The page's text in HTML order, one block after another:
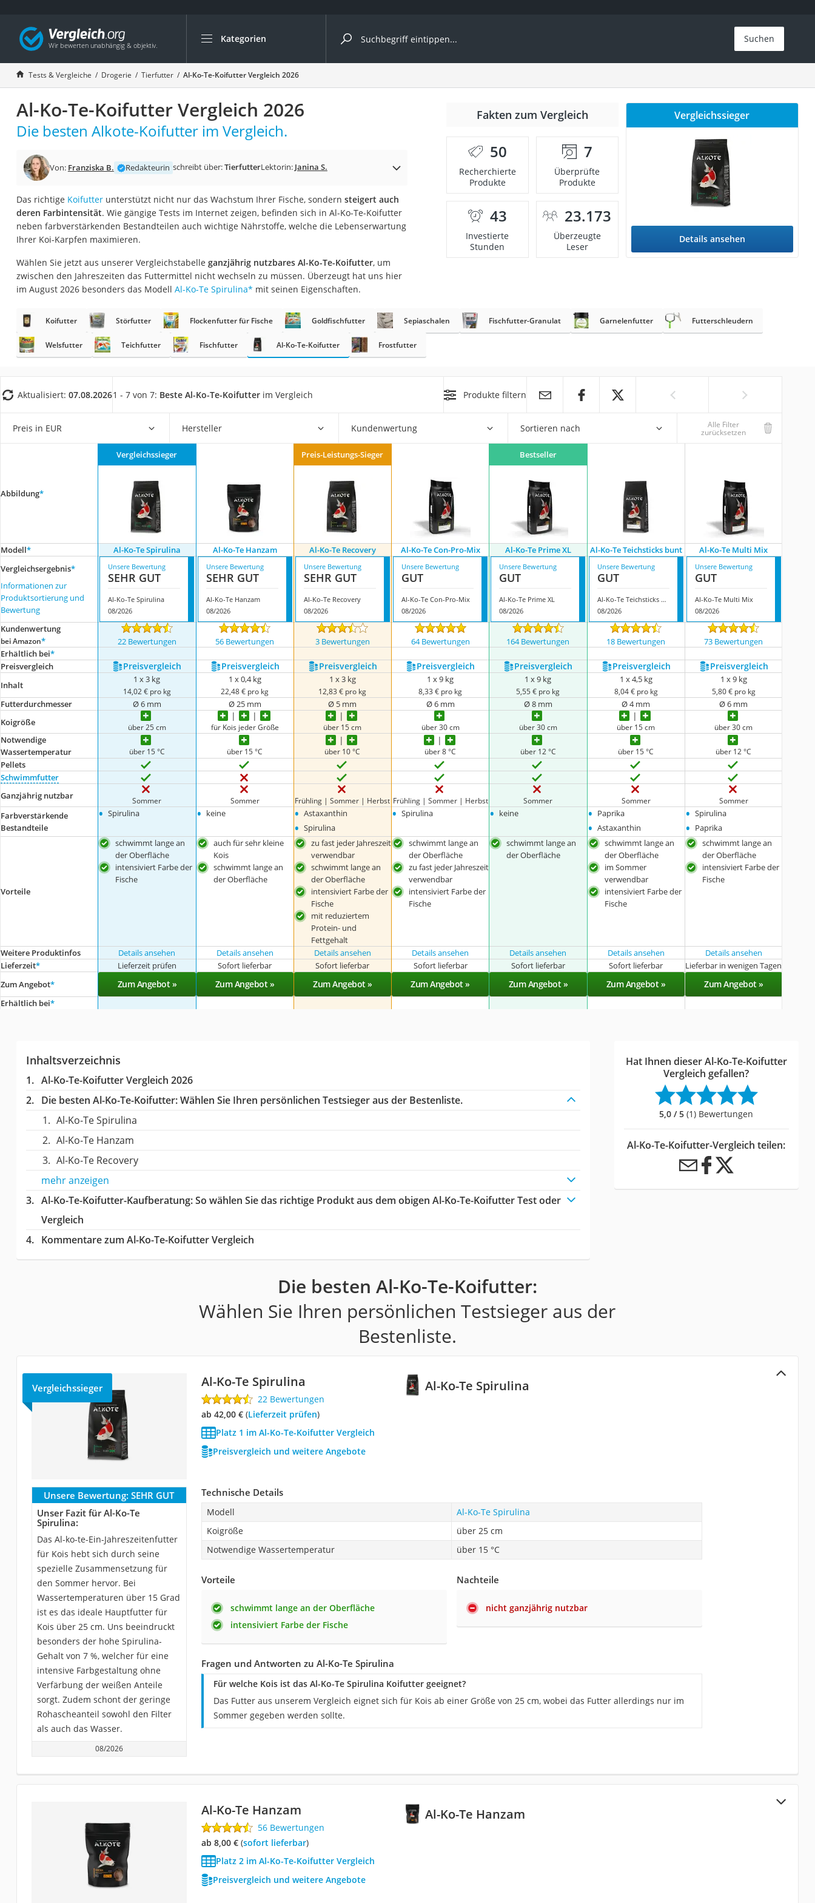
Kategorien
Die beliebtesten Vergleiche nach Kategorie
Drogerie
Inhalator
Haarschneider
Rollator
Braun Rasierer
Katzenklappe (Chip)
Masturbator
Massagepistole
Reisehaartrockner
Eiweißpulver
Katzenklappe
Nackenmassagegerät
Zeckenschutz Katze
Philips-Sonicare-Zahnbürste
Mineralfutter Pferd
Suchen
Tests & Vergleiche Drogerie Tierfutter Al-Ko-Te-Koifutter Vergleich 2026
Al-Ko-Te-Koifutter Vergleich 2026
Die besten Alkote-Koifutter im Vergleich.
Von: Franziska B. Redakteurin schreibt über:TierfutterLektorin: Janina S.
Das richtige Koifutterunterstützt nicht nur das Wachstum Ihrer Fische, sondern steigert auch
deren Farbintensität. Wie gängige Tests im Internet zeigen, befinden sich in Al-Ko-Te-Koifutter
neben farbverstärkenden Bestandteilen auch wichtige Nährstoffe, welche die Lebenserwartung
Ihrer Koi-Karpfen maximieren.
Wählen Sie jetzt aus unserer Vergleichstabelle ganzjährig nutzbares Al-Ko-Te-Koifutter, um
zwischen den Jahreszeiten das Futtermittel nicht wechseln zu müssen. Überzeugt hat uns hier
im August 2026 besonders das Modell Al-Ko-Te Spirulina* mit seinen Eigenschaften.
Fakten zum Vergleich
50
Recherchierte
Produkte
7
Überprüfte
Produkte
43
Investierte
Stunden
23.173
Überzeugte
Leser
Vergleichssieger
Details ansehen
Koifutter Störfutter Flockenfutter für Fische Goldfischfutter Sepiaschalen Fischfutter-Granulat Garnelenfutter Futterschleudern
Welsfutter Teichfutter Fischfutter Al-Ko-Te-Koifutter Frostfutter
Aktualisiert: 07.08.20261 - 7 von 7: Beste Al-Ko-Te-Koifutter im Vergleich Produkte filtern
Preis in EUR Hersteller Kundenwertung Sortieren nach Alle Filter
zurücksetzen
Abbildung*
Vergleichssieger Preis-Leistungs-Sieger Bestseller
Modell* Al-Ko-Te Spirulina Al-Ko-Te Hanzam Al-Ko-Te Recovery Al-Ko-Te Con-Pro-Mix Al-Ko-Te Prime XL Al-Ko-Te Teichsticks bunt
Al-Ko-Te Multi Mix
Vergleichsergebnis*
Informationen zur
Produktsortierung und
Bewertung
Unsere Bewertung
SEHR GUT
Al-Ko-Te Spirulina
08/2026
Unsere Bewertung
SEHR GUT
Al-Ko-Te Hanzam
08/2026
Unsere Bewertung
SEHR GUT
Al-Ko-Te Recovery
08/2026
Unsere Bewertung
GUT
Al-Ko-Te Con-Pro-Mix
08/2026
Unsere Bewertung
GUT
Al-Ko-Te Prime XL
08/2026
Unsere Bewertung
GUT
Al-Ko-Te Teichsticks bunt
08/2026
Unsere Bewertung
GUT
Al-Ko-Te Multi Mix
08/2026
Kundenwertung
bei Amazon* 22 Bewertungen 56 Bewertungen 3 Bewertungen 64 Bewertungen 164 Bewertungen 18 Bewertungen
73 Bewertungen
Erhältlich bei*
Preis­vergleich
Preis­vergleich Preis­vergleich Preis­vergleich Preis­vergleich Preis­vergleich Preis­vergleich Preis­vergleich
Inhalt
1 x 3 kg
14,02 € pro kg
1 x 0,4 kg
22,48 € pro kg
1 x 3 kg
12,83 € pro kg
1 x 9 kg
8,33 € pro kg
1 x 9 kg
5,55 € pro kg
1 x 4,5 kg
8,04 € pro kg
1 x 9 kg
5,80 € pro kg
Futterdurchmesser Ø 6 mm Ø 25 mm Ø 5 mm Ø 6 mm Ø 8 mm Ø 4 mm
Ø 6 mm
Koigröße
über 25 cm für Kois jeder Größe über 15 cm über 30 cm über 30 cm über 15 cm über 30 cm
Notwendige
Wassertemperatur
über 15 °C über 15 °C über 10 °C über 8 °C über 12 °C über 15 °C über 12 °C
Pellets
Schwimmfutter
Ganzjährig nutzbar
Sommer Sommer Frühling | Sommer | Herbst Frühling | Sommer | Herbst Sommer Sommer Sommer
Farbverstärkende
Bestandteile
• Spirulina • keine • Astaxanthin
• Spirulina
• Spirulina • keine • Paprika
• Astaxanthin
• Spirulina
• Paprika
Vorteile
schwimmt lange an
der Oberfläche
intensiviert Farbe der
Fische
auch für sehr kleine
Kois
schwimmt lange an
der Oberfläche
zu fast jeder Jahreszeit
verwendbar
schwimmt lange an
der Oberfläche
intensiviert Farbe der
Fische
mit reduziertem
Protein- und
Fettgehalt
schwimmt lange an
der Oberfläche
zu fast jeder Jahreszeit
verwendbar
intensiviert Farbe der
Fische
schwimmt lange an
der Oberfläche
schwimmt lange an
der Oberfläche
im Sommer
verwendbar
intensiviert Farbe der
Fische
schwimmt lange an
der Oberfläche
intensiviert Farbe der
Fische
Weitere Produktinfos Details ansehen Details ansehen Details ansehen Details ansehen Details ansehen Details ansehen
Details ansehen
Lieferzeit* Lieferzeit prüfen Sofort lieferbar Sofort lieferbar Sofort lieferbar Sofort lieferbar Sofort lieferbar
Lieferbar in wenigen Tagen
Zum Angebot* Zum Angebot » Zum Angebot » Zum Angebot » Zum Angebot » Zum Angebot » Zum Angebot » Zum Angebot »
Erhältlich bei*
Inhaltsverzeichnis
Al-Ko-Te-Koifutter Vergleich 2026
Die besten Al-Ko-Te-Koifutter:Wählen Sie Ihren persönlichen Testsieger aus der Bestenliste.
Al-Ko-Te Spirulina
Al-Ko-Te Hanzam
Al-Ko-Te Recovery
mehr anzeigen
Al-Ko-Te-Koifutter-Kaufberatung: So wählen Sie das richtige Produkt aus dem obigen Al-Ko-Te-Koifutter Test oder
Vergleich
Kommentare zum Al-Ko-Te-Koifutter Vergleich
Hat Ihnen dieser Al-Ko-Te-Koifutter
Vergleich gefallen?
5,0 / 5 (1) Bewertungen
Al-Ko-Te-Koifutter-Vergleich teilen:
Die besten Al-Ko-Te-Koifutter:
Wählen Sie Ihren persönlichen Testsieger aus der
Bestenliste.
Al-Ko-Te Spirulina
Vergleichssieger Al-Ko-Te Spirulina
22 Bewertungen
ab 42,00 €(Lieferzeit prüfen)
Platz 1 im Al-Ko-Te-Koifutter Vergleich
Preisvergleich und weitere Angebote
Unsere Bewertung: SEHR GUT
Unser Fazit für Al-Ko-Te
Spirulina:
Das Al-ko-te-Ein-Jahreszeitenfutter
für Kois hebt sich durch seine
spezielle Zusammensetzung für
den Sommer hervor. Bei
Wassertemperaturen über 15 Grad
ist es das ideale Hauptfutter für
Kois über 25 cm. Uns beeindruckt
besonders der hohe Spirulina-
Gehalt von 7 %, welcher für eine
intensive Farbgestaltung ohne
Verfärbung der weißen Anteile
sorgt. Zudem schont der geringe
Rohascheanteil sowohl den Filter
als auch das Wasser.
08/2026
Technische Details
Modell
Al-Ko-Te Spirulina
Koigröße
über 25 cm
Notwendige Wassertemperatur
über 15 °C
Vorteile
schwimmt lange an der Oberfläche
intensiviert Farbe der Fische
Nachteile
nicht ganzjährig nutzbar
Fragen und Antworten zu Al-Ko-Te Spirulina
Für welche Kois ist das Al-Ko-Te Spirulina Koifutter geeignet?
Das Futter aus unserem Vergleich eignet sich für Kois ab einer Größe von 25 cm, wobei das Futter allerdings nur im
Sommer gegeben werden sollte.
Al-Ko-Te Hanzam
Al-Ko-Te Hanzam
56 Bewertungen
ab 8,00 €( Sofort lieferbar)
Platz 2 im Al-Ko-Te-Koifutter Vergleich
Preisvergleich und weitere Angebote